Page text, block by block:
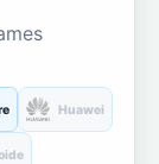
Huawei